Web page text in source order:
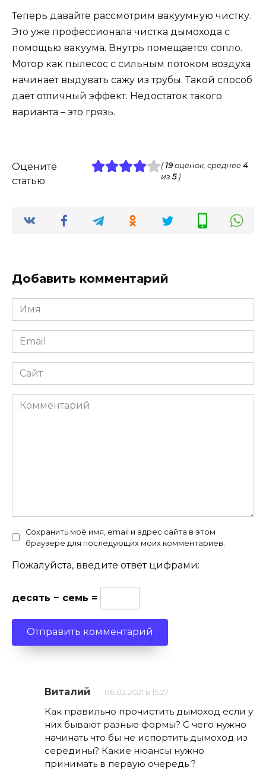
Теперь давайте рассмотрим вакуумную чистку.
Это уже профессионала чистка дымохода с
помощью вакуума. Внутрь помещается сопло.
Мотор как пылесос с сильным потоком воздуха
начинает выдувать сажу из трубы. Такой способ
дает отличный эффект. Недостаток такого
варианта – это грязь.
Оцените
статью
( 19оценок, среднее 4
из 5)
Добавить комментарий
Имя
*
Email
*
Сайт
Комментарий
Сохранить моё имя, email и адрес сайта в этом
браузере для последующих моих комментариев.
Пожалуйста, введите ответ цифрами:
десять − семь =
Виталий 06.02.2021 в 15:27
Как правильно прочистить дымоход если у
них бывают разные формы? С чего нужно
начинать что бы не испортить дымоход из
середины? Какие нюансы нужно
принимать в первую очередь ?